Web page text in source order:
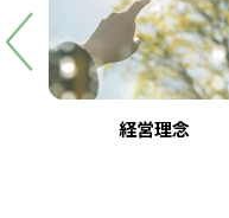
経営理念